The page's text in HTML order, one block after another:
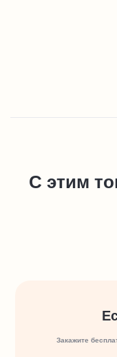
С этим
Закажите